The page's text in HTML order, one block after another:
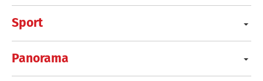
Sport
Panorama